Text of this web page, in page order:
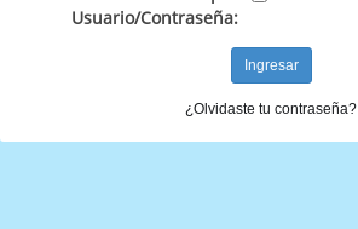
Usuario/Contraseña:
¿Olvidaste tu contraseña?